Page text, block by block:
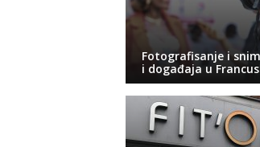
Fotografisanje i
i događaja u